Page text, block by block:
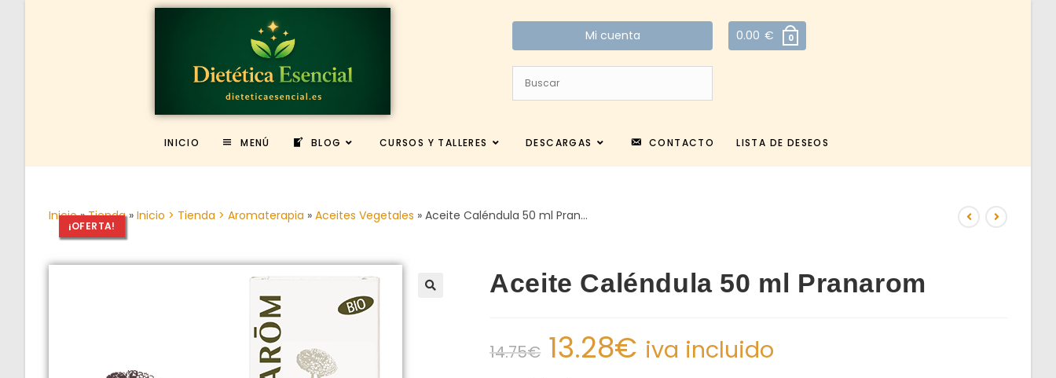
Mi cuenta 0.00 € 0
INICIO MENÚ BLOG CURSOS Y TALLERES DESCARGAS CONTACTO LISTA DE DESEOS
Inicio»Tienda» Inicio > Tienda > Aromaterapia » Aceites Vegetales » Aceite Caléndula 50 ml Pran…
¡OFERTA!
Aceite Caléndula 50 ml Pranarom
14.75€ 13.28€ iva incluido